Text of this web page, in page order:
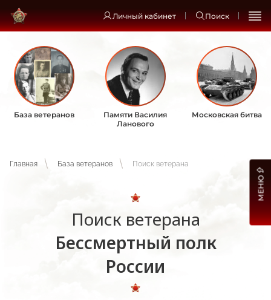
Личный кабинет Поиск
База ветеранов
Памяти Василия
Ланового
Московская битва
Главная База ветеранов Поиск ветерана
Поиск ветерана
Бессмертный полк
России
МЕНЮ